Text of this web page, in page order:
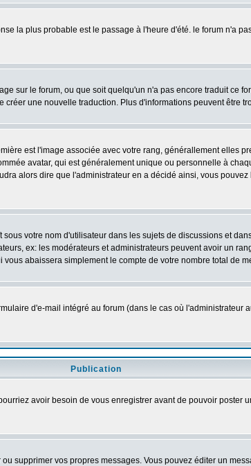
la plus probable est le passage à l'heure d'été. le forum n'a
sur le forum, ou que soit quelqu'un n'a pas encore traduit ce
une nouvelle traduction. Plus d'informations peuvent être
est l'image associée avec votre rang, générallement elles
avatar, qui est généralement unique ou personnelle à
alors dire que l'administrateur en a décidé ainsi, vous
votre nom d'utilisateur dans les sujets de discussions et
ex: les modérateurs et administrateurs peuvent avoir un
abaissera simplement le compte de votre nombre total de
d'e-mail intégré au forum (dans le cas où
Publication
avoir besoin de vous enregistrer avant de pouvoir
supprimer vos propres messages. Vous pouvez éditer un